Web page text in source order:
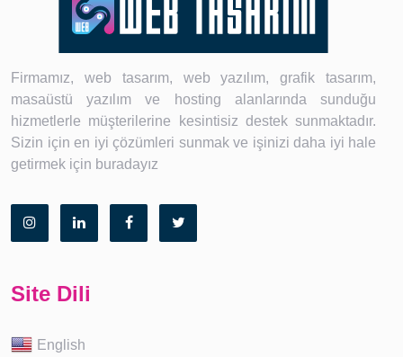
Firmamız, web tasarım, web yazılım, grafik tasarım,
masaüstü yazılım ve hosting alanlarında sunduğu
hizmetlerle müşterilerine kesintisiz destek sunmaktadır.
Sizin için en iyi çözümleri sunmak ve işinizi daha iyi hale
getirmek için buradayız
Site Dili
English